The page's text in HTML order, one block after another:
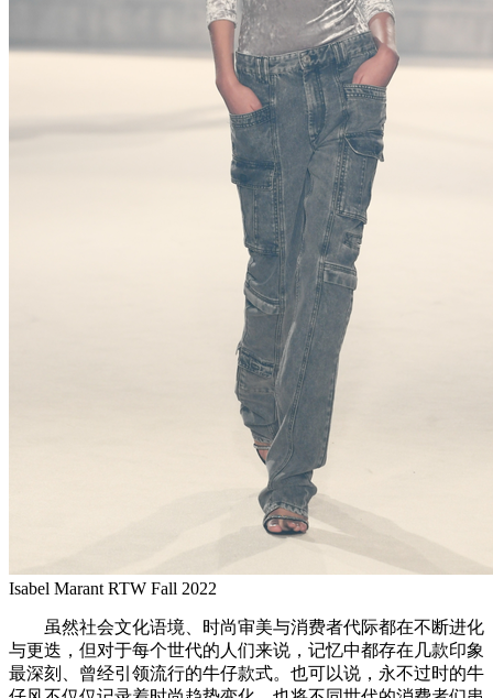
Isabel Marant RTW Fall 2022
虽然社会文化语境、时尚审美与消费者代际都在不断进化
与更迭，但对于每个世代的人们来说，记忆中都存在几款印象
最深刻、曾经引领流行的牛仔款式。也可以说，永不过时的牛